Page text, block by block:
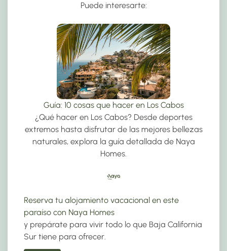
Puede interesarte:
Guía: 10 cosas que hacer en Los Cabos
¿Qué hacer en Los Cabos? Desde deportes
extremos hasta disfrutar de las mejores bellezas
naturales, explora la guía detallada de Naya
Homes.
Reserva tu alojamiento vacacional en este
paraíso con Naya Homes
y prepárate para vivir todo lo que Baja California
Sur tiene para ofrecer.